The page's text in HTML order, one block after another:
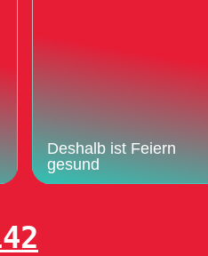
Deshalb ist Feiern
gesund